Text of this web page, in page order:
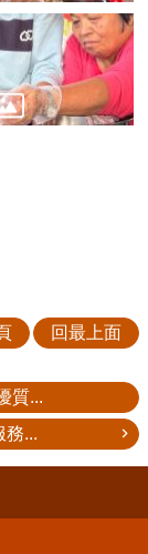
回最上面
質...
務...